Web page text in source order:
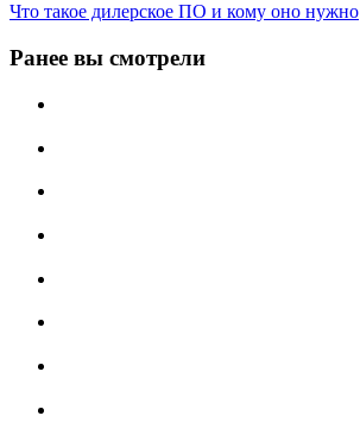
Что такое дилерское ПО и кому оно нужно
Ранее вы смотрели